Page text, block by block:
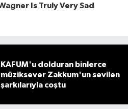
KAFUM'u dolduran binlerce
müziksever Zakkum'un sevilen
şarkılarıyla coştu